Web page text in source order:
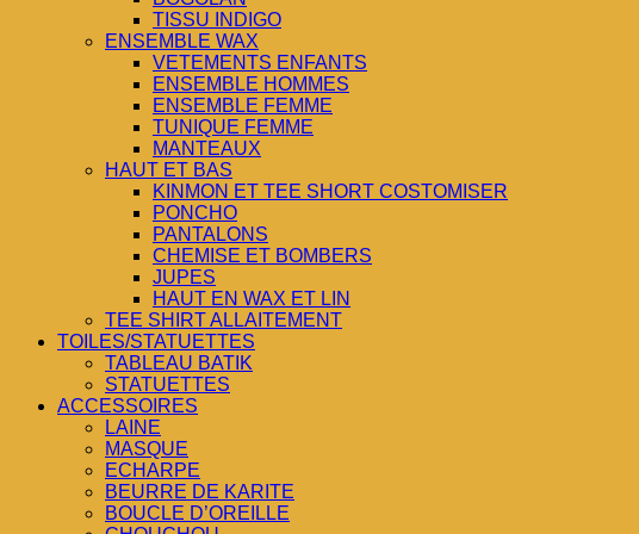
TISSU INDIGO
ENSEMBLE WAX
VETEMENTS ENFANTS
ENSEMBLE HOMMES
ENSEMBLE FEMME
TUNIQUE FEMME
MANTEAUX
HAUT ET BAS
KINMON ET TEE SHORT COSTOMISER
PONCHO
PANTALONS
CHEMISE ET BOMBERS
JUPES
HAUT EN WAX ET LIN
TEE SHIRT ALLAITEMENT
TOILES/STATUETTES
TABLEAU BATIK
STATUETTES
ACCESSOIRES
LAINE
MASQUE
ECHARPE
BEURRE DE KARITE
BOUCLE D’OREILLE